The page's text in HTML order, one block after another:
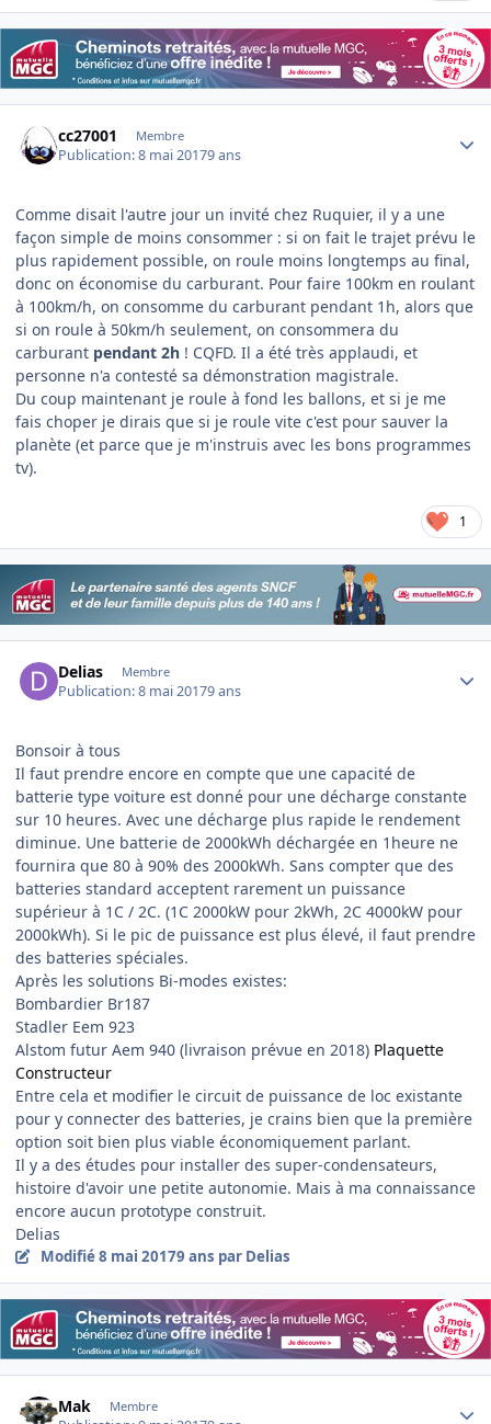
cc27001 Membre
Publication:8 mai 20179 ans
Comme disait l'autre jour un invité chez Ruquier, il y a une
façon simple de moins consommer : si on fait le trajet prévu le
plus rapidement possible, on roule moins longtemps au final,
donc on économise du carburant. Pour faire 100km en roulant
à 100km/h, on consomme du carburant pendant 1h, alors que
si on roule à 50km/h seulement, on consommera du
carburant pendant 2h ! CQFD. Il a été très applaudi, et
personne n'a contesté sa démonstration magistrale.
Du coup maintenant je roule à fond les ballons, et si je me
fais choper je dirais que si je roule vite c'est pour sauver la
planète (et parce que je m'instruis avec les bons programmes
tv).
1
Delias Membre
Publication:8 mai 20179 ans
Bonsoir à tous
Il faut prendre encore en compte que une capacité de
batterie type voiture est donné pour une décharge constante
sur 10 heures. Avec une décharge plus rapide le rendement
diminue. Une batterie de 2000kWh déchargée en 1heure ne
fournira que 80 à 90% des 2000kWh. Sans compter que des
batteries standard acceptent rarement un puissance
supérieur à 1C / 2C. (1C 2000kW pour 2kWh, 2C 4000kW pour
2000kWh). Si le pic de puissance est plus élevé, il faut prendre
des batteries spéciales.
Après les solutions Bi-modes existes:
Bombardier Br187
Stadler Eem 923
Alstom futur Aem 940 (livraison prévue en 2018) Plaquette
Constructeur
Entre cela et modifier le circuit de puissance de loc existante
pour y connecter des batteries, je crains bien que la première
option soit bien plus viable économiquement parlant.
Il y a des études pour installer des super-condensateurs,
histoire d'avoir une petite autonomie. Mais à ma connaissance
encore aucun prototype construit.
Delias
Modifié8 mai 20179 ans par Delias
Mak Membre